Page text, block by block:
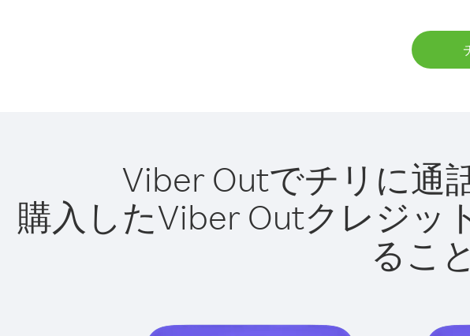
Viber Outでチリに通
購入したViber Outクレジッ
るこ